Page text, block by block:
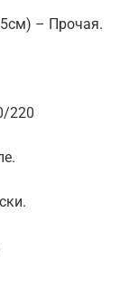
– Прочая.
220